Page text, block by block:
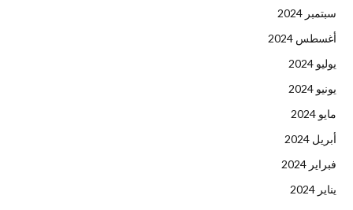
سبتمبر 2024
أغسطس 2024
يوليو 2024
يونيو 2024
مايو 2024
أبريل 2024
فبراير 2024
يناير 2024